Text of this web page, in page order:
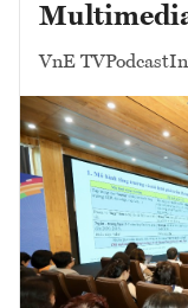
VnE TVPodcast